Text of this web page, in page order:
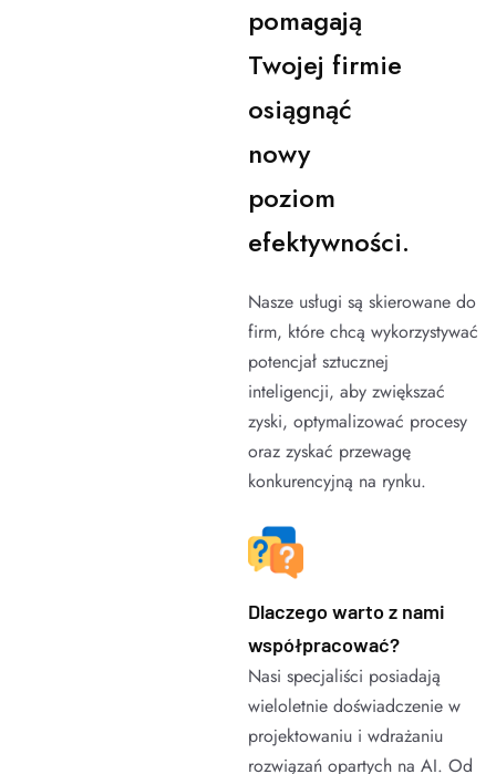
pomagają
Twojej firmie
osiągnąć
nowy
poziom
efektywności.
Nasze usługi są skierowane do
firm, które chcą wykorzystywać
potencjał sztucznej
inteligencji, aby zwiększać
zyski, optymalizować procesy
oraz zyskać przewagę
konkurencyjną na rynku.
Dlaczego warto z nami
współpracować?
Nasi specjaliści posiadają
wieloletnie doświadczenie w
projektowaniu i wdrażaniu
rozwiązań opartych na AI. Od